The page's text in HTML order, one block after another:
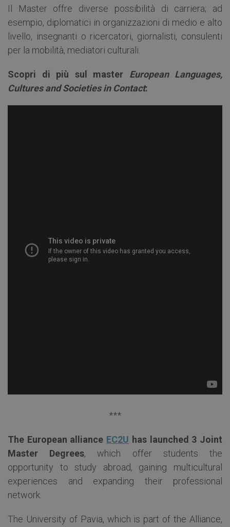
Il Master offre diverse possibilità di carriera; ad
esempio, diplomatici in organizzazioni di medio e alto
livello, insegnanti o ricercatori, giornalisti, consulenti
per la mobilità, mediatori culturali.
Scopri di più sul master European Languages,
Cultures and Societies in Contact:
***
The European alliance EC2U has launched 3 Joint
Master Degrees, which offer students the
opportunity to study abroad, gaining multicultural
experiences and expanding their professional
network.
The University of Pavia, which is part of the Alliance,